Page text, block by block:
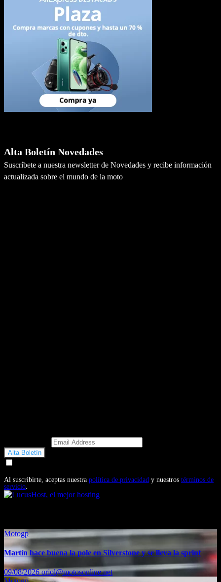
Alta Boletín Novedades
Suscríbete a nuestra newsletter de Novedades y recibe información
actualizada sobre el mundo de la moto
Al suscribirte, aceptas nuestra política de privacidad y nuestros términos de
servicio.
Motogp
Martín hace buena la pole en Silverstone y se lleva la sprint
09/08/2026oriol@motosonline.net